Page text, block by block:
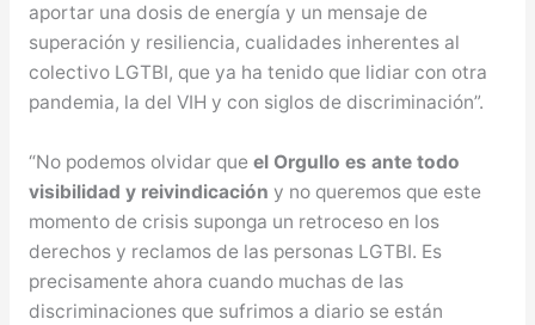
aportar una dosis de energía y un mensaje de
superación y resiliencia, cualidades inherentes al
colectivo LGTBI, que ya ha tenido que lidiar con otra
pandemia, la del VIH y con siglos de discriminación”.
“No podemos olvidar que el Orgullo es ante todo
visibilidad y reivindicación y no queremos que este
momento de crisis suponga un retroceso en los
derechos y reclamos de las personas LGTBI. Es
precisamente ahora cuando muchas de las
discriminaciones que sufrimos a diario se están